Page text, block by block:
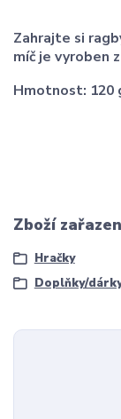
Zahrajte si
míč je vyroben
Hmotnost: 120
Zboží
Hračky
Doplňky/